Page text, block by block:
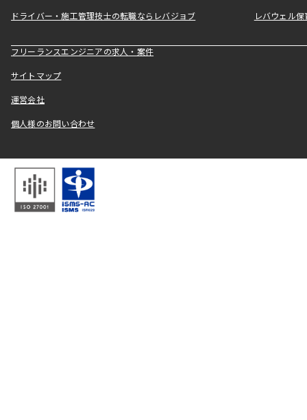
ドライバー・施工管理技士の転職ならレバジョブ レバウェル
フリーランスエンジニアの求人・案件
サイトマップ
運営会社
個人様のお問い合わせ